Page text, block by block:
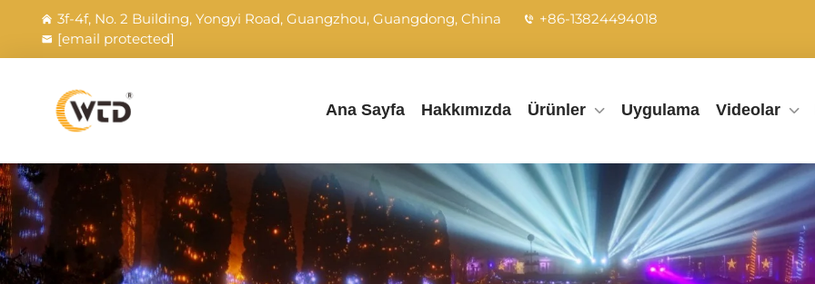
3f-4f, No. 2 Building, Yongyi Road, Guangzhou, Guangdong, China
+86-13824494018
[email protected]
Ana Sayfa Hakkımızda Ürünler Uygulama Videolar